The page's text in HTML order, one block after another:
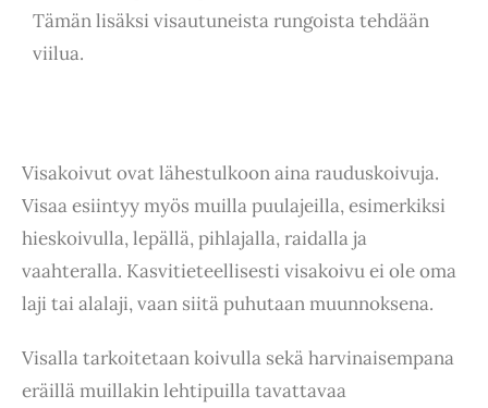
Tämän lisäksi visautuneista rungoista tehdään
viilua.
Visakoivut ovat lähestulkoon aina rauduskoivuja.
Visaa esiintyy myös muilla puulajeilla, esimerkiksi
hieskoivulla, lepällä, pihlajalla, raidalla ja
vaahteralla. Kasvitieteellisesti visakoivu ei ole oma
laji tai alalaji, vaan siitä puhutaan muunnoksena.
Visalla tarkoitetaan koivulla sekä harvinaisempana
eräillä muillakin lehtipuilla tavattavaa